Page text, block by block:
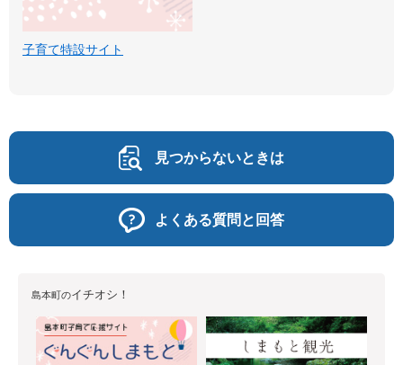
子育て特設サイト
見つからないときは
よくある質問と回答
島本町のイチオシ！